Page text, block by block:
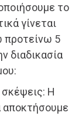
το
γίνεται
προτείνω 5
διαδικασία
σκέψεις: Η
αποκτήσουμε